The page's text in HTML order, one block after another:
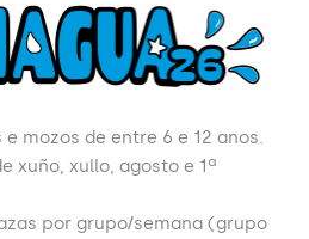
e mozos de entre 6 e 12 anos.
xuño, xullo, agosto e 1ª
por grupo/semana (grupo